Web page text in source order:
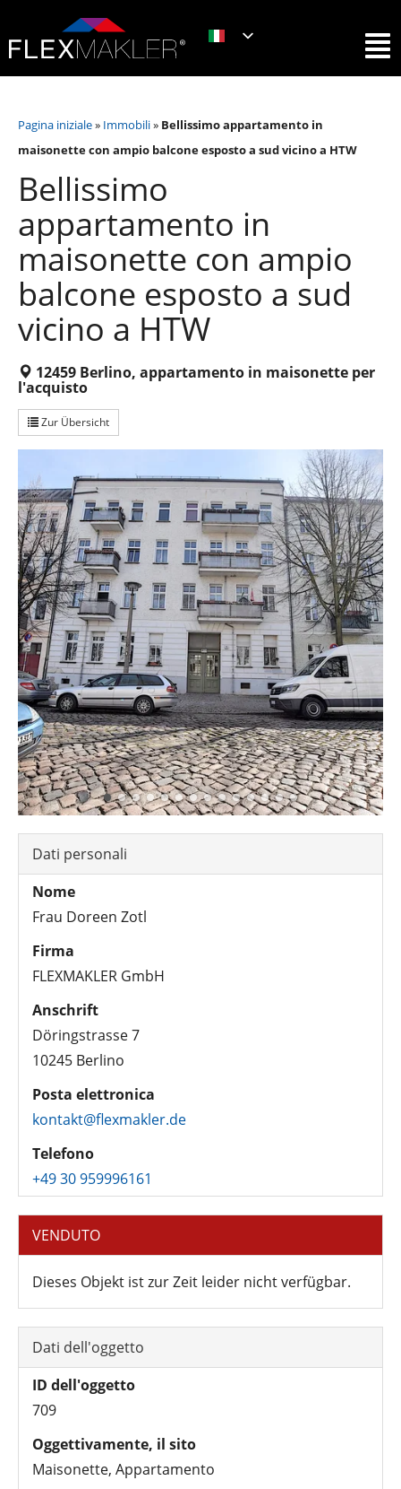
Pagina iniziale» Immobili» Bellissimo appartamento in
maisonette con ampio balcone esposto a sud vicino a HTW
Bellissimo
appartamento in
maisonette con ampio
balcone esposto a sud
vicino a HTW
12459 Berlino, appartamento in maisonette per
l'acquisto
Zur Übersicht
Dati personali
Nome
Frau Doreen Zotl
Firma
FLEXMAKLER GmbH
Anschrift
Döringstrasse 7
10245 Berlino
Posta elettronica
kontakt@flexmakler.de
Telefono
+49 30 959996161
VENDUTO
Dieses Objekt ist zur Zeit leider nicht verfügbar.
Dati dell'oggetto
ID dell'oggetto
709
Oggettivamente, il sito
Maisonette, Appartamento